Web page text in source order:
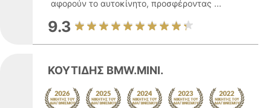
αφορούν το αυτοκίνητο, προσφέροντας ...
9.3
ΚΟΥΤΙΔΗΣ BMW.MINI.